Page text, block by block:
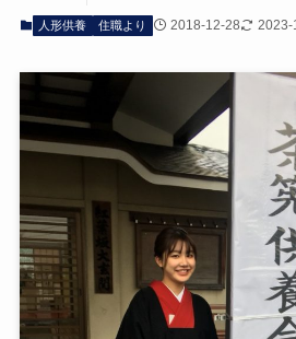
人形供養 住職より 2018-12-28 2023-